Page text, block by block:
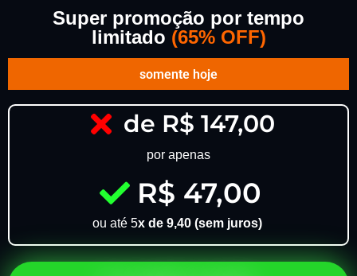
Super promoção por tempo
limitado (65% OFF)
somente hoje
de R$ 147,00
por apenas
R$ 47,00
ou até 5x de 9,40 (sem juros)